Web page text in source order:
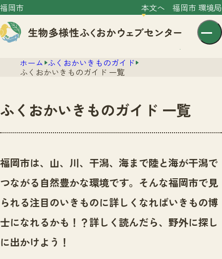
福岡市 本文へ 福岡市 環境局
センター紹介
センター紹介TOP
サイトポリシー
プライバシーポリシー
ニュースTOP
市の取組み
いきものガイド
いきものガイドTOP
注目のいきもの
生物多様性のめぐみ
イベント
いきもの調査隊
調査レポート
ホーム ふくおかいきものガイド
ふくおかいきものガイド 一覧
ふくおかいきものガイド 一覧
福岡市は、山、川、干潟、海まで陸と海が干潟で
つながる自然豊かな環境です。 そんな福岡市で見
られる注目のいきものに詳しくなればいきもの博
士になれるかも！？詳しく読んだら、野外に探し
に出かけよう！